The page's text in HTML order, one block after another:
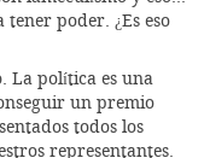
poder. ¿Es eso
La política es una
un premio
todos los
representantes.